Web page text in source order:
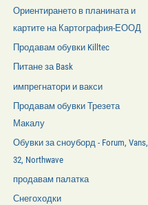
Ориентирането в планината и
картите на Картография-ЕООД
Продавам обувки Killtec
Питане за Bask
импрегнатори и вакси
Продавам обувки Трезета
Макалу
Обувки за сноуборд - Forum, Vans,
32, Northwave
продавам палатка
Снегоходки